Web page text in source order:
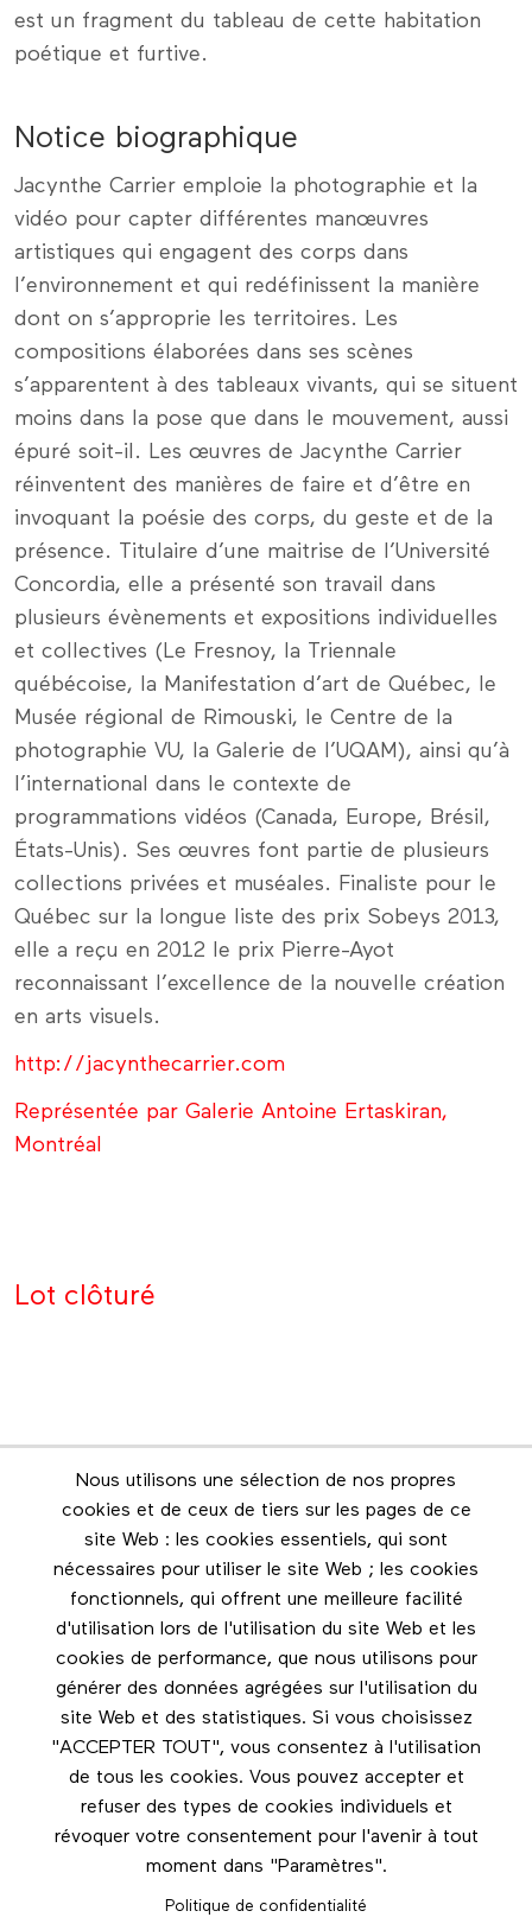
est un fragment du tableau de cette habitation
poétique et furtive.
Notice biographique
Jacynthe Carrier emploie la photographie et la
vidéo pour capter différentes manœuvres
artistiques qui engagent des corps dans
l’environnement et qui redéfinissent la manière
dont on s’approprie les territoires. Les
compositions élaborées dans ses scènes
s’apparentent à des tableaux vivants, qui se situent
moins dans la pose que dans le mouvement, aussi
épuré soit-il. Les œuvres de Jacynthe Carrier
réinventent des manières de faire et d’être en
invoquant la poésie des corps, du geste et de la
présence. Titulaire d’une maitrise de l’Université
Concordia, elle a présenté son travail dans
plusieurs évènements et expositions individuelles
et collectives (Le Fresnoy, la Triennale
québécoise, la Manifestation d’art de Québec, le
Musée régional de Rimouski, le Centre de la
photographie VU, la Galerie de l’UQAM), ainsi qu’à
l’international dans le contexte de
programmations vidéos (Canada, Europe, Brésil,
États-Unis). Ses œuvres font partie de plusieurs
collections privées et muséales. Finaliste pour le
Québec sur la longue liste des prix Sobeys 2013,
elle a reçu en 2012 le prix Pierre-Ayot
reconnaissant l’excellence de la nouvelle création
en arts visuels.
http://jacynthecarrier.com
Représentée par Galerie Antoine Ertaskiran,
Montréal
Lot clôturé
Nous utilisons une sélection de nos propres
cookies et de ceux de tiers sur les pages de ce
site Web : les cookies essentiels, qui sont
nécessaires pour utiliser le site Web ; les cookies
fonctionnels, qui offrent une meilleure facilité
d'utilisation lors de l'utilisation du site Web et les
cookies de performance, que nous utilisons pour
générer des données agrégées sur l'utilisation du
site Web et des statistiques. Si vous choisissez
"ACCEPTER TOUT", vous consentez à l'utilisation
de tous les cookies. Vous pouvez accepter et
refuser des types de cookies individuels et
révoquer votre consentement pour l'avenir à tout
moment dans "Paramètres".
Politique de confidentialité
Infolettre
Restez en contact grâce à l'infolettre
Footer menu
Les éditions Esse
Instagram
Facebook
Nous contacter